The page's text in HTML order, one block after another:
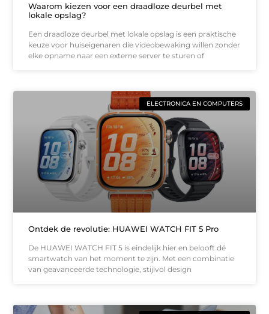
Waarom kiezen voor een draadloze deurbel met
lokale opslag?
Een draadloze deurbel met lokale opslag is een praktische
keuze voor huiseigenaren die videobewaking willen zonder
elke opname naar een externe server te sturen of
ELECTRONICA EN COMPUTERS
Ontdek de revolutie: HUAWEI WATCH FIT 5 Pro
De HUAWEI WATCH FIT 5 is eindelijk hier en belooft dé
smartwatch van het moment te zijn. Met een combinatie
van geavanceerde technologie, stijlvol design